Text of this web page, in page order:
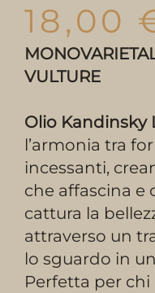
18,00
VULTURE
Olio Kandinsky
l’armonia tra
incessanti,
che affascina e
cattura la
attraverso un
lo sguardo in
Perfetta per chi